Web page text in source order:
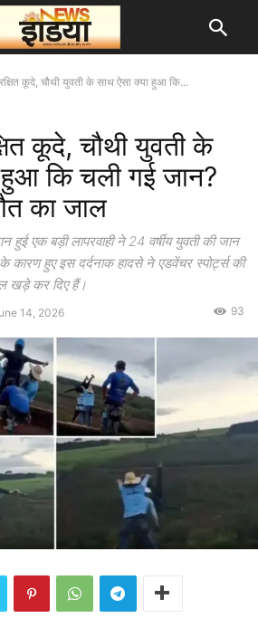
कूदे, चौथी युवती के साथ ऐसा क्या हुआ कि...
कूदे, चौथी युवती के
हुआ कि चली गई जान?
का जाल
हुई एक बड़ी लापरवाही ने 24 वर्षीय युवती की जान
कारण हुए इस दर्दनाक हादसे ने एडवेंचर स्पोर्ट्स की
खड़े कर दिए हैं।
14, 2026 93